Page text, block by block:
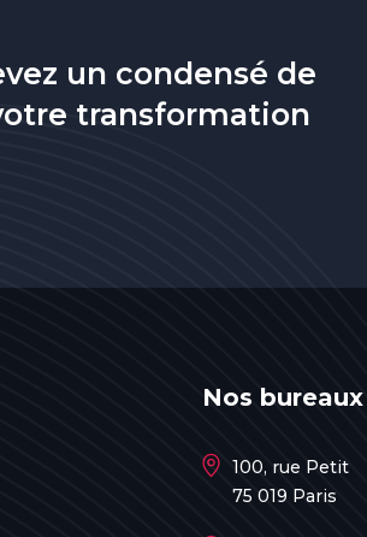
un condensé de
transformation
Nos bureaux
100, rue Petit
75 019 Paris